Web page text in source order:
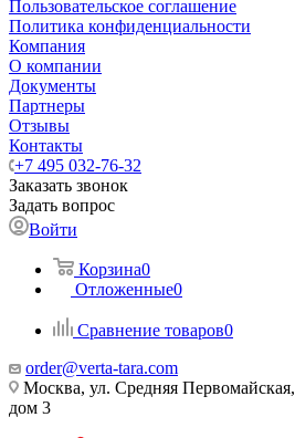
Пользовательское соглашение
Политика конфиденциальности
Компания
О компании
Документы
Партнеры
Отзывы
Контакты
+7 495 032-76-32
Заказать звонок
Задать вопрос
Войти
Корзина0
Отложенные0
Сравнение товаров0
order@verta-tara.com
Москва, ул. Средняя Первомайская,
дом 3